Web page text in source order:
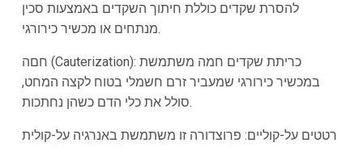
להסרת שקדים כוללת חיתוך השקדים באמצעות סכין
מנתחים או מכשיר כירורגי.
חםה (Cauterization): כריתת שקדים חמה משתמשת
במכשיר כירורגי שמעביר זרם חשמלי בטוח לקצה המחט,
סולל את כלי הדם כשהן נחתכות.
רטטים על-קוליים: פרוצדורה זו משתמשת באנרגיה על-קולית